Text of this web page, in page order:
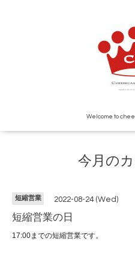
Welcome to
今月の
短縮営業 2022-08-24 (Wed)
短縮営業の日
17:00までの短縮営業です。